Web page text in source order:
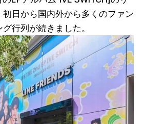
初日から国内外から多くのファン
行列が続きました。